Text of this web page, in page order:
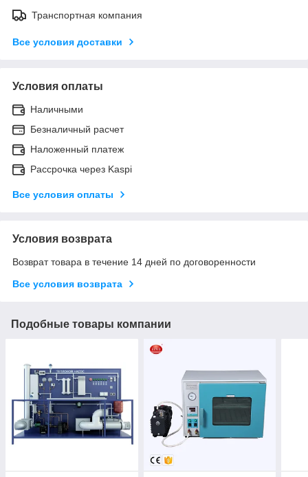
Транспортная компания
Все условия доставки
Условия оплаты
Наличными
Безналичный расчет
Наложенный платеж
Рассрочка через Kaspi
Все условия оплаты
Условия возврата
Возврат товара в течение 14 дней по договоренности
Все условия возврата
Подобные товары компании